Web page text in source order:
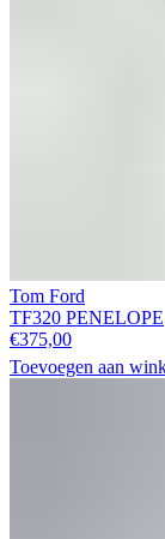
Tom Ford
TF320 PENELOPE
€375,00
Toevoegen aan